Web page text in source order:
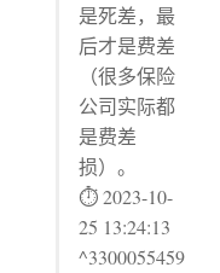
是死差，最
后才是费差
（很多保险
公司实际都
是费差
损）。
⏱ 2023-10-
25 13:24:13
^3300055459